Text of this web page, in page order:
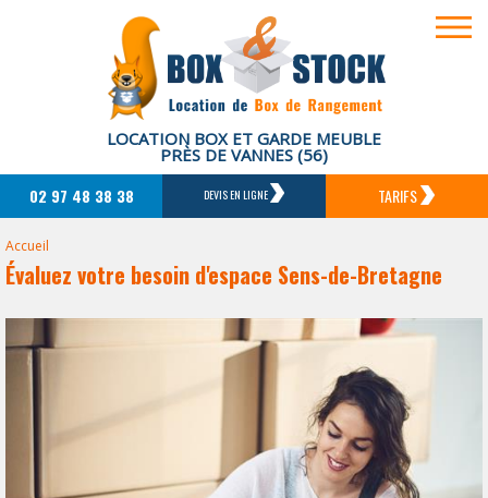
LOCATION BOX ET GARDE MEUBLE
PRÈS DE VANNES (56)
02 97 48 38 38 DEVIS EN LIGNE TARIFS
Accueil
Évaluez votre besoin d'espace Sens-de-Bretagne